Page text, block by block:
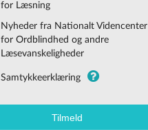
for Læsning
Nyheder fra Nationalt Videncenter
for Ordblindhed og andre
Læsevanskeligheder
Samtykkeerklæring